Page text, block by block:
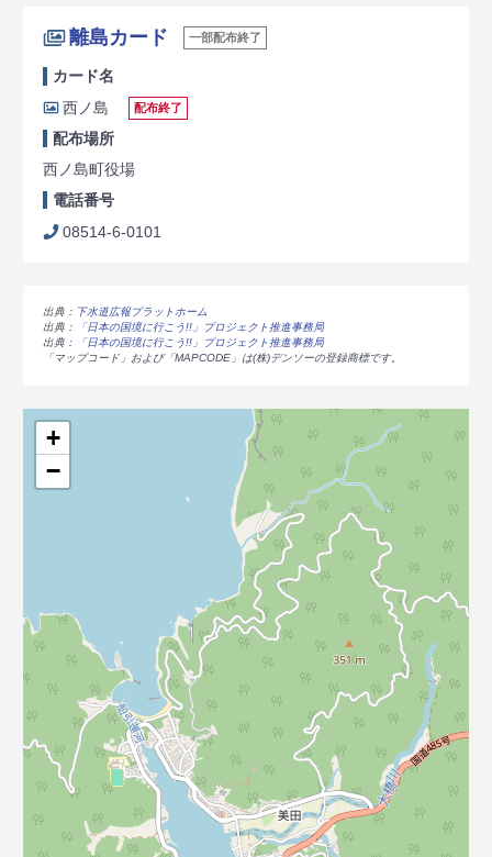
離島カード 一部配布終了
カード名
西ノ島
配布終了
配布場所
西ノ島町役場
電話番号
08514-6-0101
出典： 下水道広報プラットホーム
出典：
「日本の国境に行こう!!」プロジェクト推進事務局
出典：
「日本の国境に行こう!!」プロジェクト推進事務局
「マップコード」および「MAPCODE」は(株)デンソーの登録商標です。
+
−